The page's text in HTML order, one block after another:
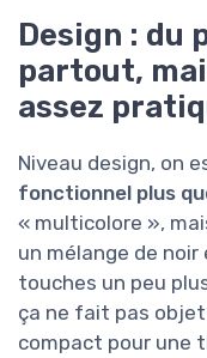
Design : du
partout,
assez
Niveau design, on
fonctionnel plus
« multicolore »,
un mélange de
touches un peu
ça ne fait pas objet
compact pour une